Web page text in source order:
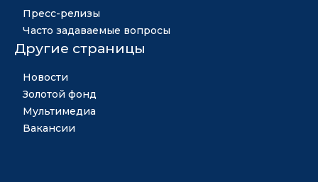
Пресс-релизы
Часто задаваемые вопросы
Другие страницы
Новости
Золотой фонд
Мультимедиа
Вакансии